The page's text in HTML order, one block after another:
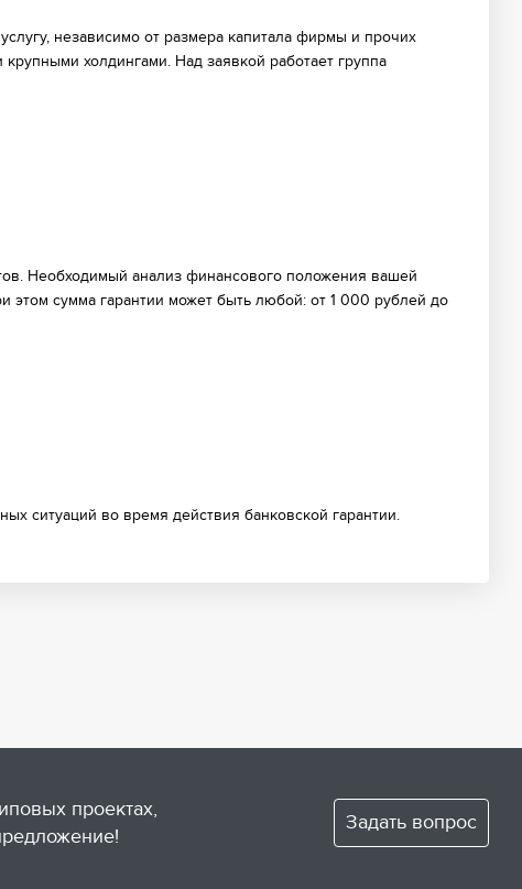
независимо от размера капитала фирмы и прочих
холдингами. Над заявкой работает группа
Необходимый анализ финансового положения вашей
этом сумма гарантии может быть любой: от 1 000 рублей до
ситуаций во время действия банковской гарантии.
проектах,
Задать вопрос